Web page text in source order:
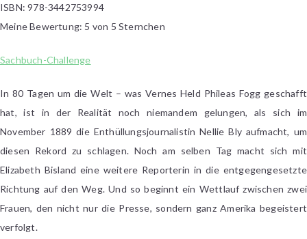
ISBN: 978-3442753994
Meine Bewertung: 5 von 5 Sternchen
Sachbuch-Challenge
In 80 Tagen um die Welt – was Vernes Held Phileas Fogg geschafft
hat, ist in der Realität noch niemandem gelungen, als sich im
November 1889 die Enthüllungsjournalistin Nellie Bly aufmacht, um
diesen Rekord zu schlagen. Noch am selben Tag macht sich mit
Elizabeth Bisland eine weitere Reporterin in die entgegengesetzte
Richtung auf den Weg. Und so beginnt ein Wettlauf zwischen zwei
Frauen, den nicht nur die Presse, sondern ganz Amerika begeistert
verfolgt.